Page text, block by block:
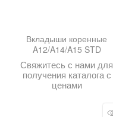
Вкладыши коренные
A12/A14/A15 STD
Свяжитесь с нами для
получения каталога с
ценами